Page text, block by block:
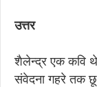
उत्तर
शैलेन्द्र एक कवि
संवेदना गहरे तक छू